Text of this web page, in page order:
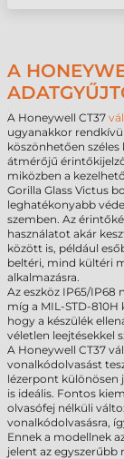
A
A Honeywell CT37
ugyanakkor
köszönhetően széles
átmérőjű
miközben a
Gorilla Glass Victus
leghatékonyabb
szemben. Az
használatot akár
között is, például
beltéri, mind kültéri
alkalmazásra.
Az eszköz IP65/IP68
míg a MIL-STD-
hogy a készülék
véletlen leejtésekkel
A Honeywell CT37
vonalkódolvasást
lézerpont különösen
is ideális. Fontos
olvasófej nélküli
vonalkódolvasásra,
Ennek a modellnek
jelent az